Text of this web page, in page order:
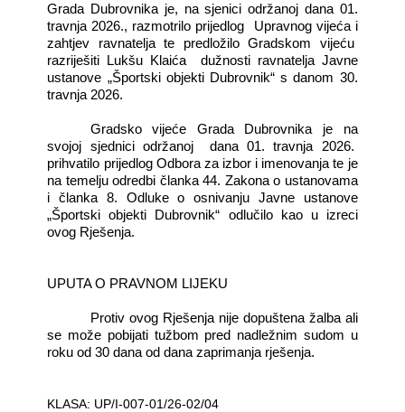
Grada Dubrovnika je, na sjenici održanoj dana 01.
travnja 2026., razmotrilo prijedlog
Upravnog vijeća i
zahtjev ravnatelja te predložilo Gradskom vijeću
razriješiti Lukšu Klaića
dužnosti ravnatelja Javne
ustanove „Športski objekti Dubrovnik“ s danom 30.
travnja 2026.
Gradsko vijeće Grada Dubrovnika je na
svojoj sjednici održanoj
dana 01. travnja 2026.
prihvatilo prijedlog Odbora za izbor i imenovanja te je
na temelju odredbi članka 44. Zakona o ustanovama
i članka 8. Odluke o osnivanju Javne ustanove
„Športski objekti Dubrovnik“ odlučilo kao u izreci
ovog Rješenja.
UPUTA O PRAVNOM LIJEKU
Protiv ovog Rješenja nije dopuštena žalba ali
se može pobijati tužbom pred nadležnim sudom u
roku od 30 dana od dana zaprimanja rješenja.
KLASA: UP/I-007-01/26-02/04